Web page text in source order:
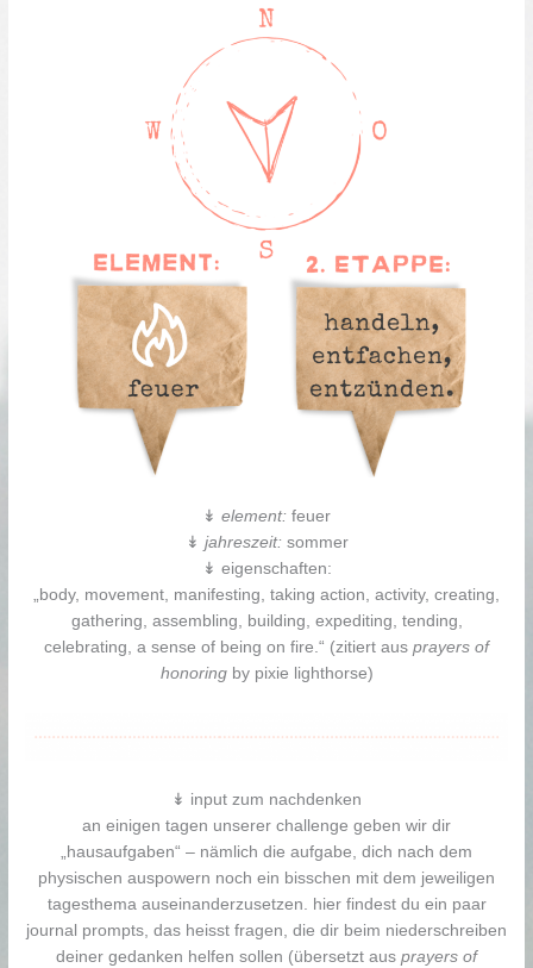
↡ element: feuer
↡ jahreszeit: sommer
↡ eigenschaften:
„body, movement, manifesting, taking action, activity, creating,
gathering, assembling, building, expediting, tending,
celebrating, a sense of being on fire.“ (zitiert aus prayers of
honoringby pixie lighthorse)
↡ input zum nachdenken
an einigen tagen unserer challenge geben wir dir
„hausaufgaben“ – nämlich die aufgabe, dich nach dem
physischen auspowern noch ein bisschen mit dem jeweiligen
tagesthema auseinanderzusetzen. hier findest du ein paar
journal prompts, das heisst fragen, die dir beim niederschreiben
deiner gedanken helfen sollen (übersetzt aus prayers of